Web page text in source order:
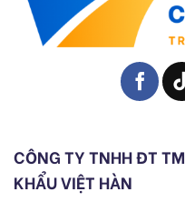
CÔNG TY TNHH ĐT TM
KHẨU VIỆT HÀN